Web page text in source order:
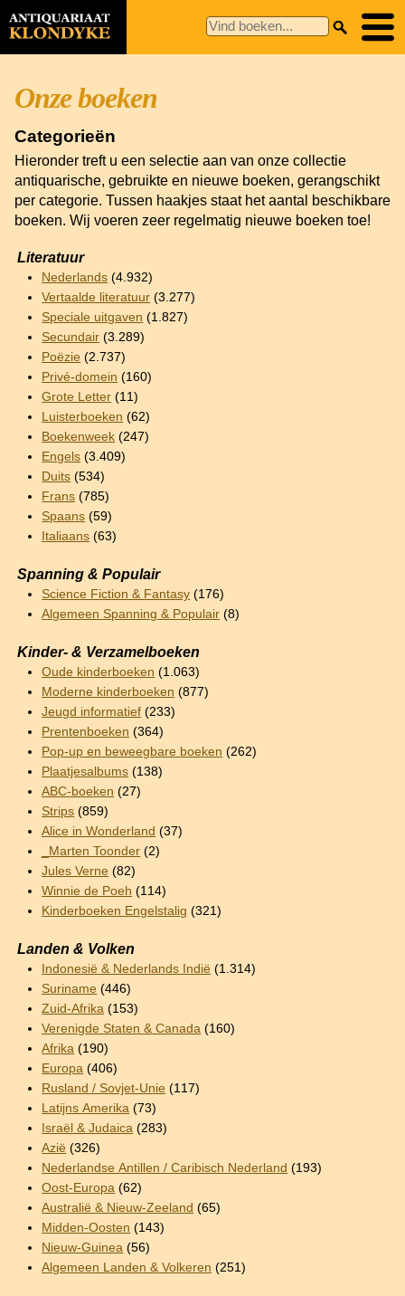
Onze boeken
Categorieën
Hieronder treft u een selectie aan van onze collectie
antiquarische, gebruikte en nieuwe boeken, gerangschikt
per categorie. Tussen haakjes staat het aantal beschikbare
boeken. Wij voeren zeer regelmatig nieuwe boeken toe!
Literatuur
Nederlands (4.932)
Vertaalde literatuur (3.277)
Speciale uitgaven (1.827)
Secundair (3.289)
Poëzie (2.737)
Privé-domein (160)
Grote Letter (11)
Luisterboeken (62)
Boekenweek (247)
Engels (3.409)
Duits (534)
Frans (785)
Spaans (59)
Italiaans (63)
Spanning & Populair
Science Fiction & Fantasy (176)
Algemeen Spanning & Populair (8)
Kinder- & Verzamelboeken
Oude kinderboeken (1.063)
Moderne kinderboeken (877)
Jeugd informatief (233)
Prentenboeken (364)
Pop-up en beweegbare boeken (262)
Plaatjesalbums (138)
ABC-boeken (27)
Strips (859)
Alice in Wonderland (37)
_Marten Toonder (2)
Jules Verne (82)
Winnie de Poeh (114)
Kinderboeken Engelstalig (321)
Landen & Volken
Indonesië & Nederlands Indië (1.314)
Suriname (446)
Zuid-Afrika (153)
Verenigde Staten & Canada (160)
Afrika (190)
Europa (406)
Rusland / Sovjet-Unie (117)
Latijns Amerika (73)
Israël & Judaica (283)
Azië (326)
Nederlandse Antillen / Caribisch Nederland (193)
Oost-Europa (62)
Australië & Nieuw-Zeeland (65)
Midden-Oosten (143)
Nieuw-Guinea (56)
Algemeen Landen & Volkeren (251)